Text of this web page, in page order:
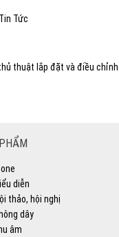
Tin Tức
thuật lắp đặt và điều
diễn
thảo, hội nghị
dây
âm